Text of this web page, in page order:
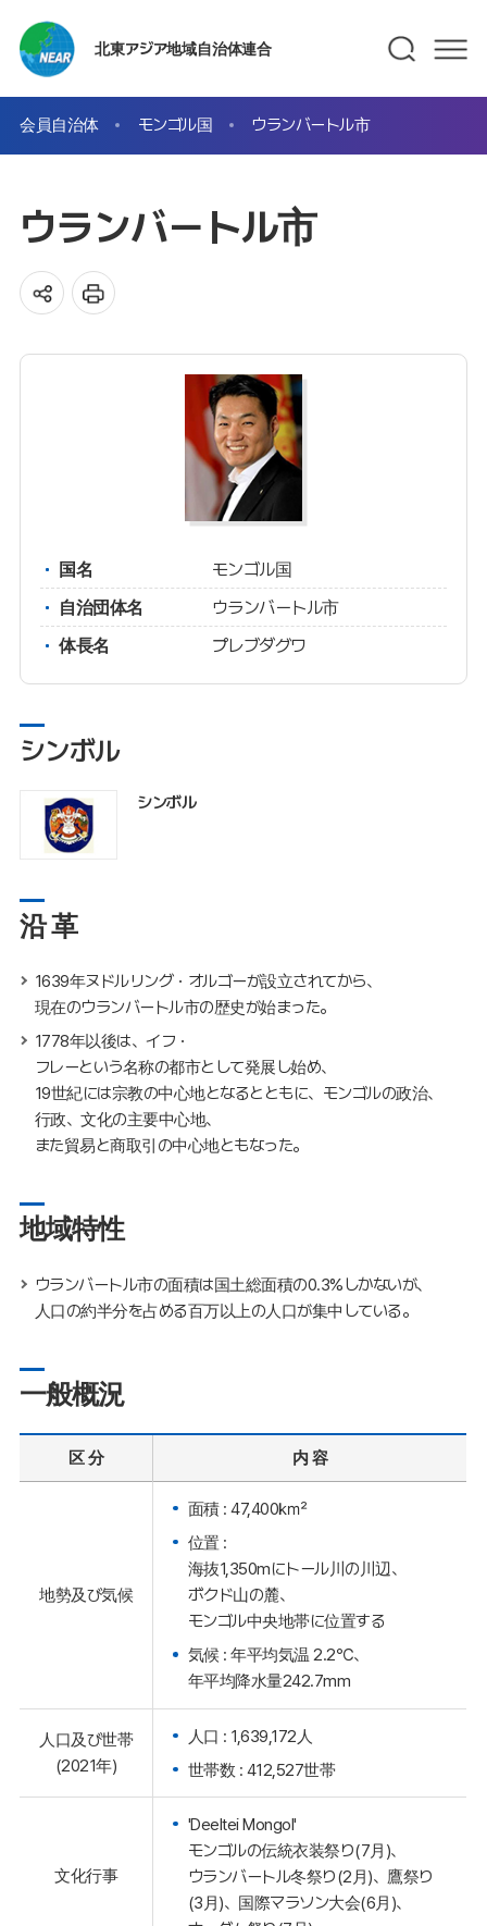
北東アジア地域自治体連合
会員自治体 モンゴル国 ウランバートル市
ウランバートル市
国名
モンゴル国
自治団体名
ウランバートル市
体長名
プレブダグワ
シンボル
シンボル
沿 革
1639年ヌドルリング・オルゴーが設立されてから、
現在のウランバートル市の歴史が始まった。
1778年以後は、イフ・
フレーという名称の都市として発展し始め、
19世紀には宗教の中心地となるとともに、モンゴルの政治、
行政、文化の主要中心地、
また貿易と商取引の中心地ともなった。
地域特性
ウランバートル市の面積は国土総面積の0.3%しかないが、
人口の約半分を占める百万以上の人口が集中している。
一般概況
区 分 内 容
地勢及び気候
面積 : 47,400㎢
位置 :
海抜1,350mにトール川の川辺、
ボクド山の麓、
モンゴル中央地帯に位置する
気候 : 年平均気温 2.2℃、
年平均降水量242.7mm
人口及び世帯
(2021年)
人口 : 1,639,172人
世帯数 : 412,527世帯
文化行事
'Deeltei Mongol'
モンゴルの伝統衣装祭り(7月)、
ウランバートル冬祭り(2月)、鷹祭り
(3月)、国際マラソン大会(6月)、